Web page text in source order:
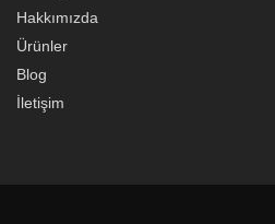
Hakkımızda
Ürünler
Blog
İletişim